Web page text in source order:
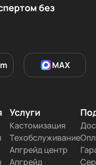
без
MAX
Услуги
Кастомизация
Техобслуживание
Апгрейд центр
Апгрейд